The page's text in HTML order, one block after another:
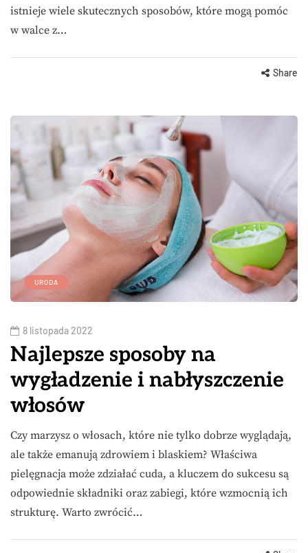
istnieje wiele skutecznych sposobów, które mogą pomóc
w walce z…
Share
URODA
8 listopada 2022
Najlepsze sposoby na
wygładzenie i nabłyszczenie
włosów
Czy marzysz o włosach, które nie tylko dobrze wyglądają,
ale także emanują zdrowiem i blaskiem? Właściwa
pielęgnacja może zdziałać cuda, a kluczem do sukcesu są
odpowiednie składniki oraz zabiegi, które wzmocnią ich
strukturę. Warto zwrócić…